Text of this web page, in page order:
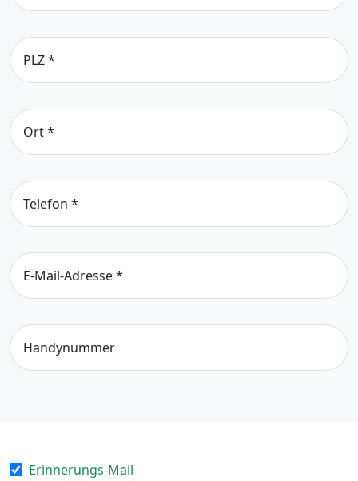
PLZ*
Ort*
Telefon *
E-Mail-Adresse*
Handynummer
Erinnerungs-Mail